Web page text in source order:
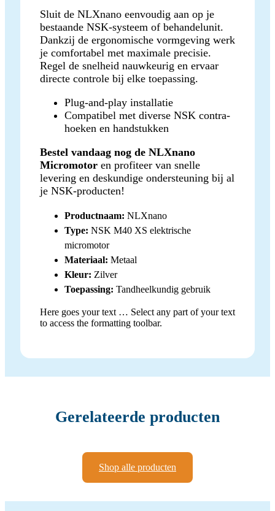
Sluit de NLXnano eenvoudig aan op je
bestaande NSK-systeem of behandelunit.
Dankzij de ergonomische vormgeving werk
je comfortabel met maximale precisie.
Regel de snelheid nauwkeurig en ervaar
directe controle bij elke toepassing.
Plug-and-play installatie
Compatibel met diverse NSK contra-
hoeken en handstukken
Bestel vandaag nog de NLXnano
Micromotor en profiteer van snelle
levering en deskundige ondersteuning bij al
je NSK-producten!
Productnaam: NLXnano
Type: NSK M40 XS elektrische
micromotor
Materiaal: Metaal
Kleur: Zilver
Toepassing: Tandheelkundig gebruik
Here goes your text … Select any part of your text
to access the formatting toolbar.
Gerelateerde producten
Shop alle producten